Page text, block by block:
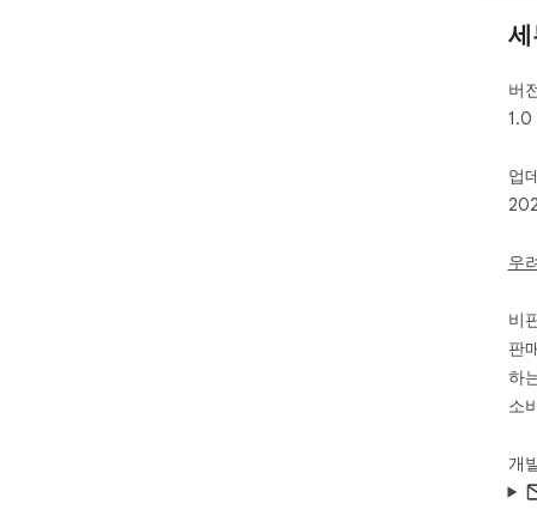
버
1.0
업
우
개
비
판
하
소